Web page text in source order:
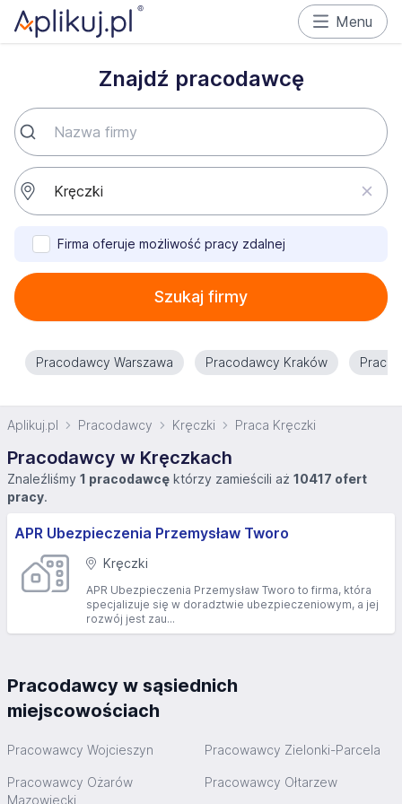
Menu
Znajdź pracodawcę
Firma oferuje możliwość pracy zdalnej
Szukaj firmy
Pracodawcy Warszawa Pracodawcy Kraków
Aplikuj.pl Pracodawcy Kręczki Praca Kręczki
Pracodawcy w Kręczkach
Znaleźliśmy 1 pracodawcę którzy zamieścili aż 10417 ofert
pracy.
APR Ubezpieczenia Przemysław Tworo
Kręczki
APR Ubezpieczenia Przemysław Tworo to firma, która
specjalizuje się w doradztwie ubezpieczeniowym, a jej
rozwój jest zau...
Pracodawcy w sąsiednich
miejscowościach
Pracowawcy Wojcieszyn Pracowawcy Zielonki-Parcela
Pracowawcy Ożarów
Mazowiecki
Pracowawcy Ołtarzew